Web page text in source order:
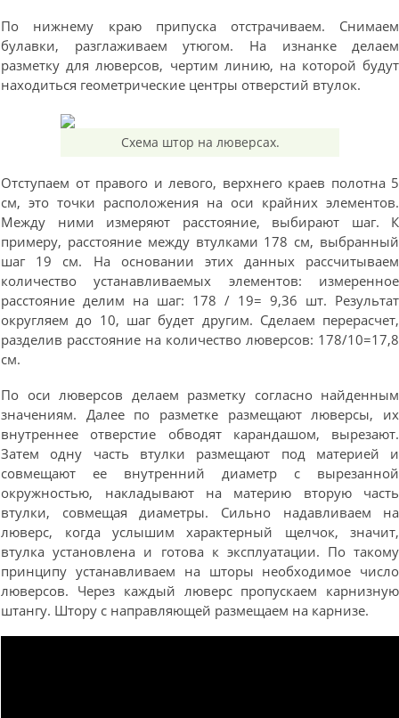
По нижнему краю припуска отстрачиваем. Снимаем
булавки, разглаживаем утюгом. На изнанке делаем
разметку для люверсов, чертим линию, на которой будут
находиться геометрические центры отверстий втулок.
Схема штор на люверсах.
Отступаем от правого и левого, верхнего краев полотна 5
см, это точки расположения на оси крайних элементов.
Между ними измеряют расстояние, выбирают шаг. К
примеру, расстояние между втулками 178 см, выбранный
шаг 19 см. На основании этих данных рассчитываем
количество устанавливаемых элементов: измеренное
расстояние делим на шаг: 178 / 19= 9,36 шт. Результат
округляем до 10, шаг будет другим. Сделаем перерасчет,
разделив расстояние на количество люверсов: 178/10=17,8
см.
По оси люверсов делаем разметку согласно найденным
значениям. Далее по разметке размещают люверсы, их
внутреннее отверстие обводят карандашом, вырезают.
Затем одну часть втулки размещают под материей и
совмещают ее внутренний диаметр с вырезанной
окружностью, накладывают на материю вторую часть
втулки, совмещая диаметры. Сильно надавливаем на
люверс, когда услышим характерный щелчок, значит,
втулка установлена и готова к эксплуатации. По такому
принципу устанавливаем на шторы необходимое число
люверсов. Через каждый люверс пропускаем карнизную
штангу. Штору с направляющей размещаем на карнизе.